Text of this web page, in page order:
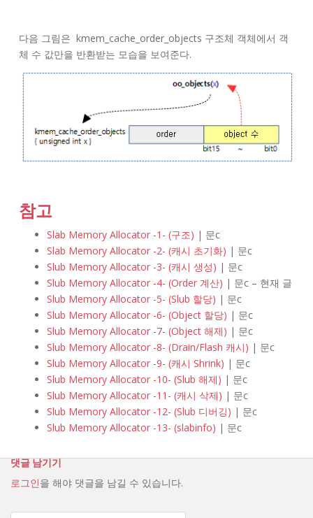
다음 그림은 kmem_cache_order_objects 구조체 객체에서 객
체 수 값만을 반환받는 모습을 보여준다.
참고
Slab Memory Allocator -1- (구조) | 문c
Slab Memory Allocator -2- (캐시 초기화) | 문c
Slub Memory Allocator -3- (캐시 생성) | 문c
Slub Memory Allocator -4- (Order 계산) | 문c – 현재 글
Slub Memory Allocator -5- (Slub 할당) | 문c
Slub Memory Allocator -6- (Object 할당) | 문c
Slub Memory Allocator -7- (Object 해제) | 문c
Slub Memory Allocator -8- (Drain/Flash 캐시) | 문c
Slub Memory Allocator -9- (캐시 Shrink) | 문c
Slub Memory Allocator -10- (Slub 해제) | 문c
Slub Memory Allocator -11- (캐시 삭제) | 문c
Slub Memory Allocator -12- (Slub 디버깅) | 문c
Slub Memory Allocator -13- (slabinfo) | 문c
댓글 남기기
로그인을 해야 댓글을 남길 수 있습니다.